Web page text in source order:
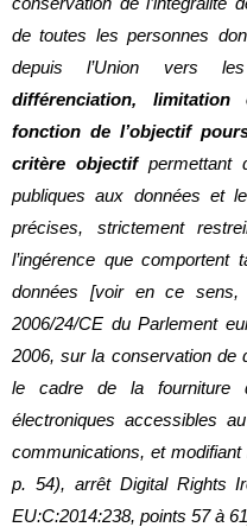
de toutes les personnes
depuis l’Union vers
différenciation,
fonction de l’objectif
critère objectifpermettant
publiques aux données et
précises, strictement
l’ingérence que comportent
données [voir en ce
2006/24/CE du Parlement
2006, sur la conservation de
le cadre de la fourniture
électroniques accessibles
communications, et
p. 54), arrêt Digital Rights
EU:C:2014:238, points 57 à